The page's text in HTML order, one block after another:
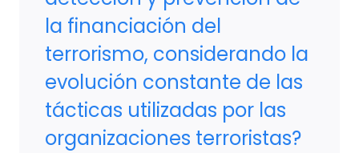
la financiación del
terrorismo, considerando la
evolución constante de las
tácticas utilizadas por las
organizaciones terroristas?